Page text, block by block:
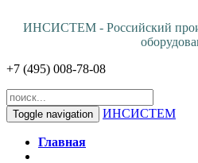
ИНСИСТЕМ - Российский
+7 (495) 008-78-08
Toggle navigation ИНСИСТЕМ
Главная